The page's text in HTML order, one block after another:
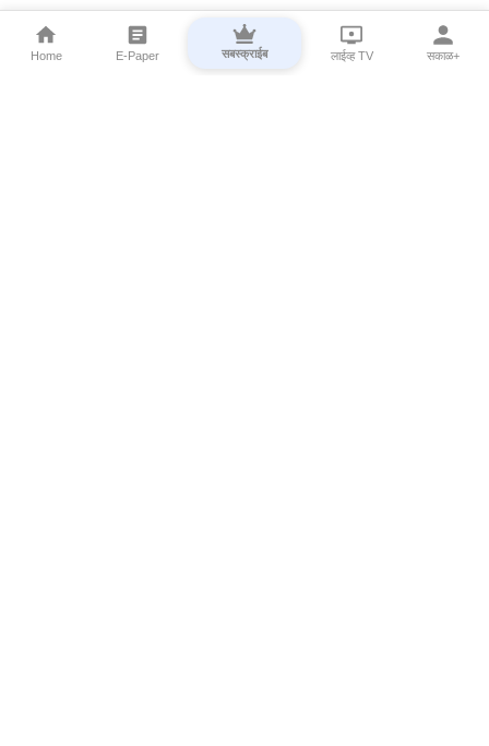
Home E-Paper सबस्क्राईब लाईव्ह TV सकाळ+